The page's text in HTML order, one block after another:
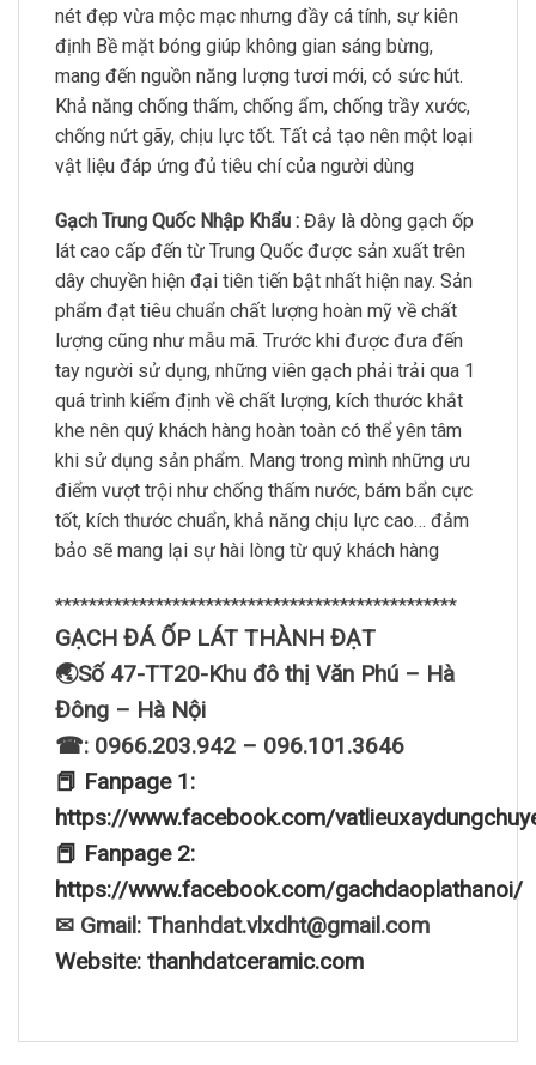
nét đẹp vừa mộc mạc nhưng đầy cá tính, sự kiên
định Bề mặt bóng giúp không gian sáng bừng,
mang đến nguồn năng lượng tươi mới, có sức hút.
Khả năng chống thấm, chống ẩm, chống trầy xước,
chống nứt gãy, chịu lực tốt. Tất cả tạo nên một loại
vật liệu đáp ứng đủ tiêu chí của người dùng
Gạch Trung Quốc Nhập Khẩu : Đây là dòng gạch ốp
lát cao cấp đến từ Trung Quốc được sản xuất trên
dây chuyền hiện đại tiên tiến bật nhất hiện nay. Sản
phẩm đạt tiêu chuẩn chất lượng hoàn mỹ về chất
lượng cũng như mẫu mã. Trước khi được đưa đến
tay người sử dụng, những viên gạch phải trải qua 1
quá trình kiểm định về chất lượng, kích thước khắt
khe nên quý khách hàng hoàn toàn có thể yên tâm
khi sử dụng sản phẩm. Mang trong mình những ưu
điểm vượt trội như chống thấm nước, bám bẩn cực
tốt, kích thước chuẩn, khả năng chịu lực cao… đảm
bảo sẽ mang lại sự hài lòng từ quý khách hàng
************************************************
GẠCH ĐÁ ỐP LÁT THÀNH ĐẠT
🌏Số 47-TT20-Khu đô thị Văn Phú – Hà
Đông – Hà Nội
☎: 0966.203.942 – 096.101.3646
📕 Fanpage 1:
https://www.facebook.com/
📕 Fanpage 2:
https://www.facebook.com/gachdaoplathanoi/
✉ Gmail: Thanhdat.vlxdht@gmail.com
Website: thanhdatceramic.com